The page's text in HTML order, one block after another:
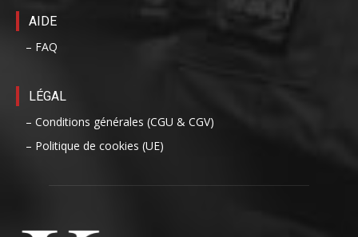
AIDE
– FAQ
LÉGAL
– Conditions générales (CGU & CGV)
– Politique de cookies (UE)